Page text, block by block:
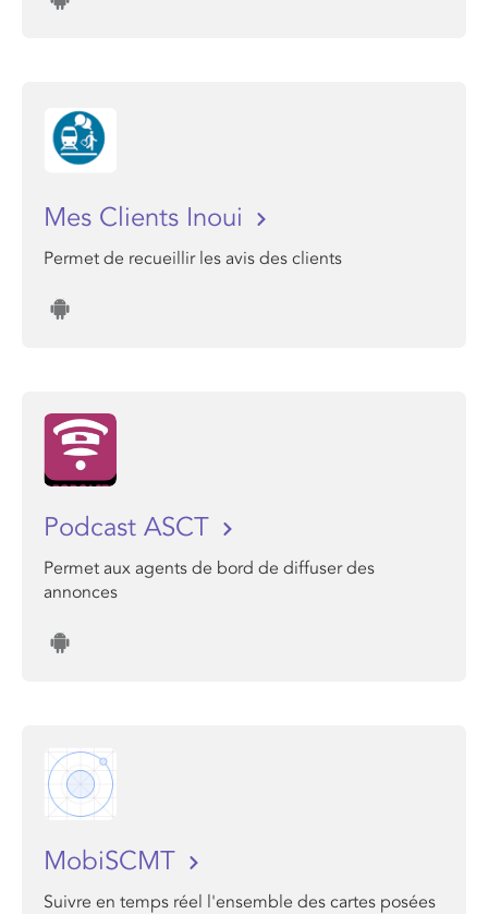
Mes Clients Inoui
Permet de recueillir les avis des clients
Podcast ASCT
Permet aux agents de bord de diffuser des
annonces
MobiSCMT
Suivre en temps réel l'ensemble des cartes posées